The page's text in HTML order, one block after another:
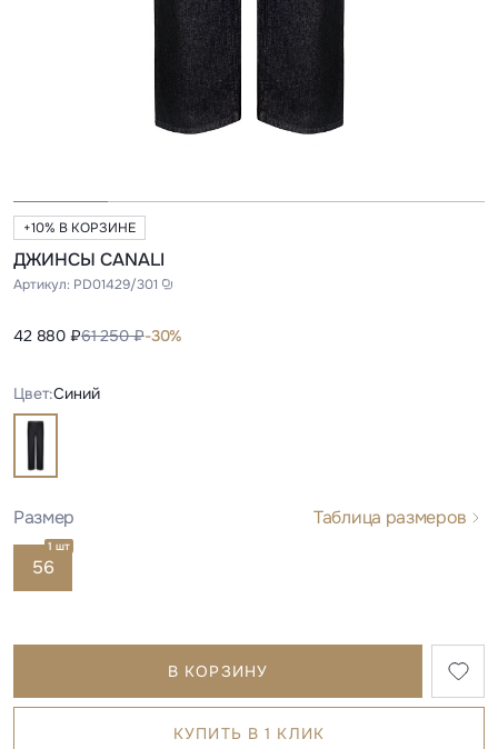
+10% В КОРЗИНЕ
ДЖИНСЫ CANALI
Артикул: PD01429/301
42 880 ₽61 250 ₽-30%
Цвет:Синий
Размер Таблица размеров
56
1 шт
В КОРЗИНУ
КУПИТЬ В 1 КЛИК